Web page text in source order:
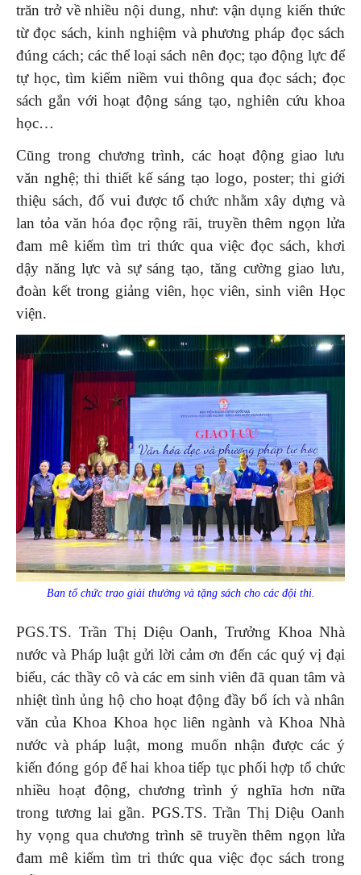
trăn trở về nhiều nội dung, như: vận dụng kiến thức
từ đọc sách, kinh nghiệm và phương pháp đọc sách
đúng cách; các thể loại sách nên đọc; tạo động lực để
tự học, tìm kiếm niềm vui thông qua đọc sách; đọc
sách gắn với hoạt động sáng tạo, nghiên cứu khoa
học…
Cũng trong chương trình, các hoạt động giao lưu
văn nghệ; thi thiết kế sáng tạo logo, poster; thi giới
thiệu sách, đố vui được tổ chức nhằm xây dựng và
lan tỏa văn hóa đọc rộng rãi, truyền thêm ngọn lửa
đam mê kiếm tìm tri thức qua việc đọc sách, khơi
dậy năng lực và sự sáng tạo, tăng cường giao lưu,
đoàn kết trong giảng viên, học viên, sinh viên Học
viện.
Ban tổ chức trao giải thưởng và tặng sách cho các đội thi.
PGS.TS. Trần Thị Diệu Oanh, Trưởng Khoa Nhà
nước và Pháp luật gửi lời cảm ơn đến các quý vị đại
biểu, các thầy cô và các em sinh viên đã quan tâm và
nhiệt tình ủng hộ cho hoạt động đầy bổ ích và nhân
văn của Khoa Khoa học liên ngành và Khoa Nhà
nước và pháp luật, mong muốn nhận được các ý
kiến đóng góp để hai khoa tiếp tục phối hợp tổ chức
nhiều hoạt động, chương trình ý nghĩa hơn nữa
trong tương lai gần. PGS.TS. Trần Thị Diệu Oanh
hy vọng qua chương trình sẽ truyền thêm ngọn lửa
đam mê kiếm tìm tri thức qua việc đọc sách trong